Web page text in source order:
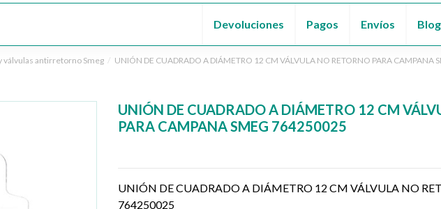
Blog
Envíos
Pagos
Devoluciones
válvulas antirretorno Smeg UNIÓN DE CUADRADO A DIÁMETRO 12 CM VÁLVULA NO RETORNO PARA CAMPANA
UNIÓN DE CUADRADO A DIÁMETRO 12 CM
PARA CAMPANA SMEG 764250025
UNIÓN DE CUADRADO A DIÁMETRO 12 CM VÁLVULA NO
764250025